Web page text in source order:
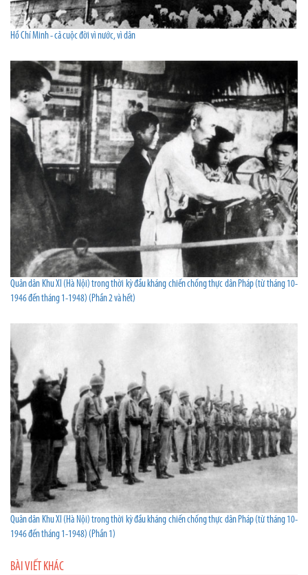
Hồ Chí Minh - cả cuộc đời vì nước, vì dân
Quân dân Khu XI (Hà Nội) trong thời kỳ đầu kháng chiến chống thực dân Pháp (từ tháng 10-
1946 đến tháng 1-1948) (Phần 2 và hết)
Quân dân Khu XI (Hà Nội) trong thời kỳ đầu kháng chiến chống thực dân Pháp (từ tháng 10-
1946 đến tháng 1-1948) (Phần 1)
BÀI VIẾT KHÁC